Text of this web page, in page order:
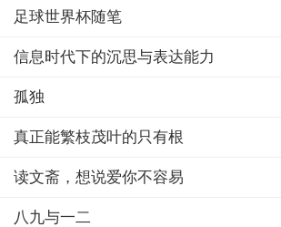
足球世界杯随笔
信息时代下的沉思与表达能力
孤独
真正能繁枝茂叶的只有根
读文斋，想说爱你不容易
八九与一二